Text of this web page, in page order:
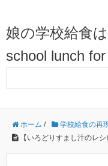
娘の学校給食
school lunch
ホーム / 学校給食の再
【いろどりすまし汁のレシ